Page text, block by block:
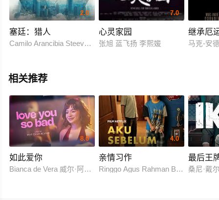
2.0
塞廷：猎人
Camilo Arancibia Steevens Benjamin Silvio Canihuante
7.0
心灵家园
张旭 蓝飞扬 李熙媛
继承厄
马克-安
相关推荐
8.0
如此爱你
Bianca de Vera 威尔·阿什利·德莱昂
4.0
亲情习作
Ringgo Agus Rahman Bima Sena
最后王
桑尼·戴